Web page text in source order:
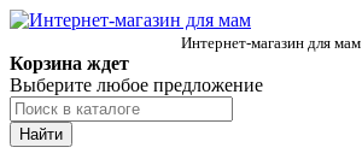
Интернет-магазин для мам
Корзина ждет
Выберите любое предложение
Найти